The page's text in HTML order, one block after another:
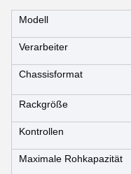
Modell
Verarbeiter
Chassisformat
Rackgröße
Kontrollen
Maximale Rohkapazität